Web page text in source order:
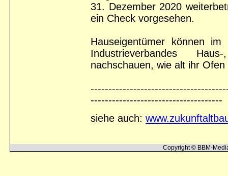
31. Dezember 2020
ein Check vorgesehen.
Hauseigentümer können
Industrieverbandes
nachschauen, wie alt ihr
-------------------------------------
siehe auch:
Copyright © BBM-